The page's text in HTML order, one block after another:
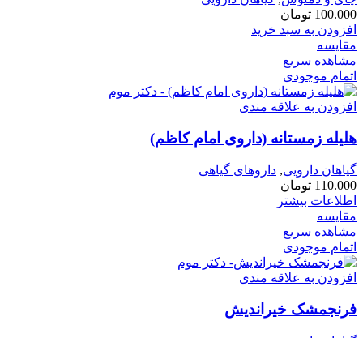
100.000 تومان
افزودن به سبد خرید
مقایسه
مشاهده سریع
اتمام موجودی
افزودن به علاقه مندی
هلیله زمستانه (داروی امام کاظم)
گیاهان دارویی, داروهای گیاهی
110.000 تومان
اطلاعات بیشتر
مقایسه
مشاهده سریع
اتمام موجودی
افزودن به علاقه مندی
فرنجمشک خیراندیش